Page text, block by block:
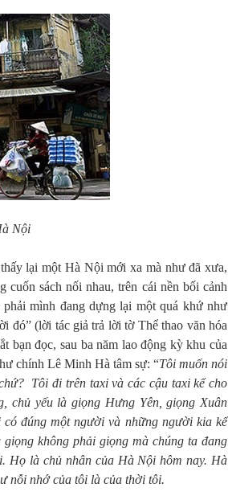
Nội
lại một Hà Nội mới xa mà như đã xưa,
sách nối nhau, trên cái nền bối cảnh
mình đang dựng lại một quá khứ như
đó” (lời tác giả trả lời tờ Thể thao văn hóa
đọc, sau ba năm lao động kỳ khu của
chính Lê Minh Hà tâm sự: “Tôi muốn nói
Tôi đi trên taxi và các cậu taxi kể cho
chủ yếu là giọng Hưng Yên, giọng Xuân
đúng một người và những người kia kể
không phải giọng mà chúng ta đang
Họ là chủ nhân của Hà Nội hôm nay. Hà
nỗi nhớ của tôi là của thời tôi.